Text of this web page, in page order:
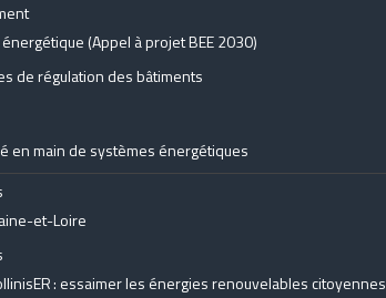
énergétique (Appel à projet BEE 2030)
de régulation des bâtiments
en main de systèmes énergétiques
et-Loire
: essaimer les énergies renouvelables citoyennes